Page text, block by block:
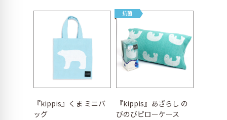
『kippis』くま ミニバ
ッグ
抗菌
『kippis』あざらし の
びのびピローケース